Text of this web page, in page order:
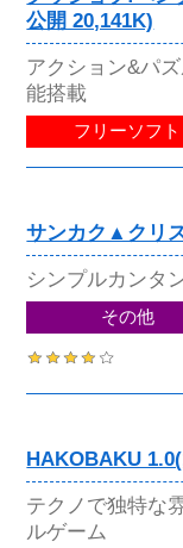
公開 20,141K)
アクション&パ
能搭載
フリーソフト
サンカク▲クリ
シンプルカンタ
その他
HAKOBAKU
テクノで独特な
ルゲーム